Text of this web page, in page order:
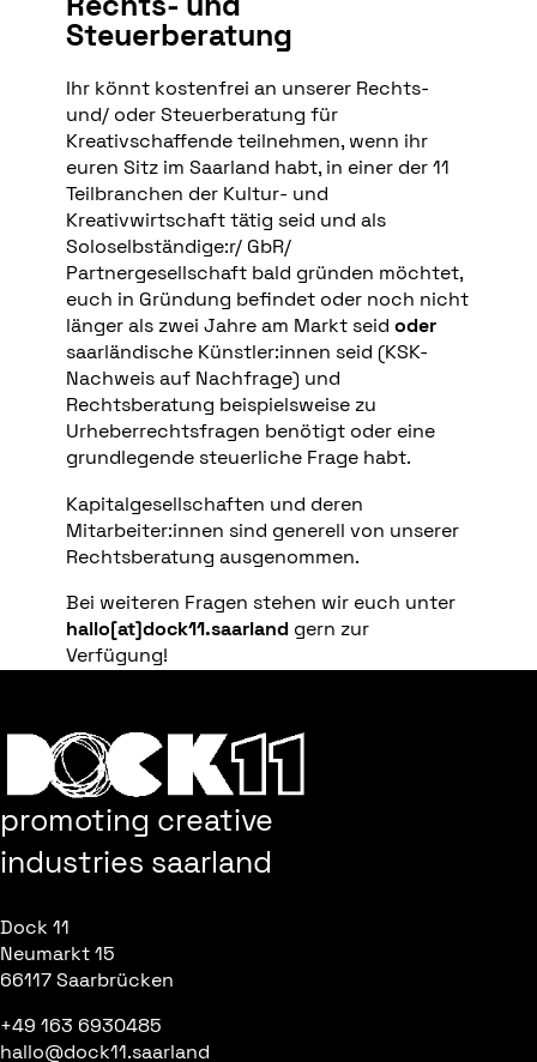
Steuerberatung
Ihr könnt kostenfrei an unserer Rechts-
und/ oder Steuerberatung für
Kreativschaffende teilnehmen, wenn ihr
euren Sitz im Saarland habt, in einer der 11
Teilbranchen der Kultur- und
Kreativwirtschaft tätig seid und als
Soloselbständige:r/ GbR/
Partnergesellschaft bald gründen möchtet,
euch in Gründung befindet oder noch nicht
länger als zwei Jahre am Markt seid oder
saarländische Künstler:innen seid (KSK-
Nachweis auf Nachfrage) und
Rechtsberatung beispielsweise zu
Urheberrechtsfragen benötigt oder eine
grundlegende steuerliche Frage habt.
Kapitalgesellschaften und deren
Mitarbeiter:innen sind generell von unserer
Rechtsberatung ausgenommen.
Bei weiteren Fragen stehen wir euch unter
hallo[at]dock11.saarlandgern zur
Verfügung!
promoting creative
industries saarland
Dock 11
Neumarkt 15
66117 Saarbrücken
+49 163 6930485
hallo@dock11.saarland